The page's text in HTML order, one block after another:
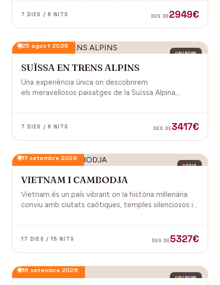
7 DIES / 6 NITS DES DE2949€
EUROPA
25 agost 2026
SUÏSSA EN TRENS ALPINS
Una experiència única on descobrirem
els meravellosos paisatges de la Suïssa Alpina,
gastronomia i molt més!
7 DIES / 6 NITS DES DE3417€
ÀSIA
11 setembre 2026
VIETNAM I CAMBODJA
Vietnam és un país vibrant on la història mil·lenària
conviu amb ciutats caòtiques, temples silenciosos i
badies. Cambodja és un murmuri de selva i pedra
antiga, on els temples d'Angkor emergeixen entre
17 DIES / 15 NITS DES DE5327€
EUROPA
16 setembre 2026